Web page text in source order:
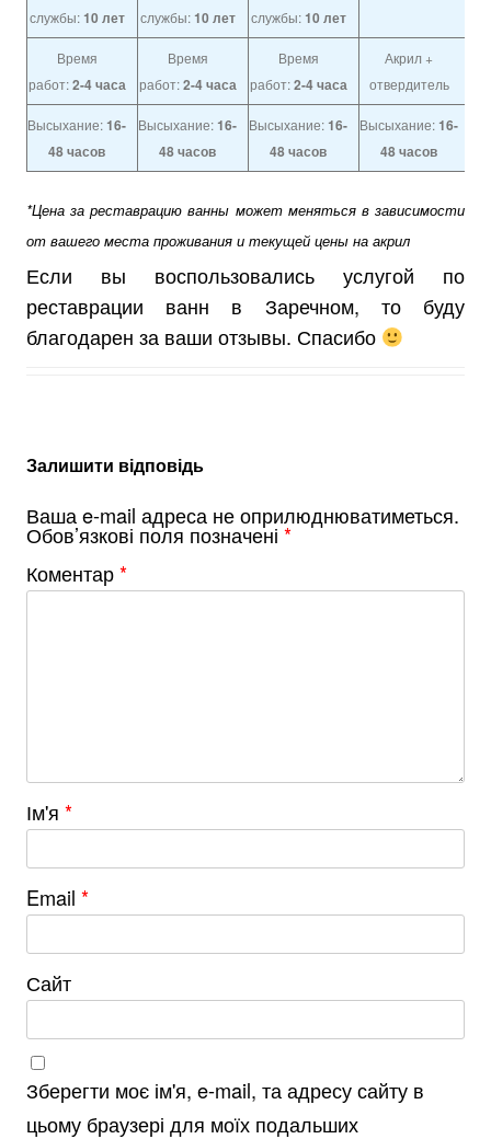
службы:10 лет службы:10 лет службы:10 лет
Время
работ:2-4 часа
Время
работ:2-4 часа
Время
работ:2-4 часа
Акрил +
отвердитель
Высыхание:16-
48 часов
Высыхание:16-
48 часов
Высыхание:16-
48 часов
Высыхание:16-
48 часов
*Цена за реставрацию ванны может меняться в зависимости
от вашего места проживания и текущей цены на акрил
Если вы воспользовались услугой по
реставрации ванн в Заречном, то буду
благодарен за ваши отзывы. Спасибо
Залишити відповідь
Ваша e-mail адреса не оприлюднюватиметься.
Обов’язкові поля позначені *
Коментар*
Ім'я *
Email *
Сайт
Зберегти моє ім'я, e-mail, та адресу сайту в
цьому браузері для моїх подальших